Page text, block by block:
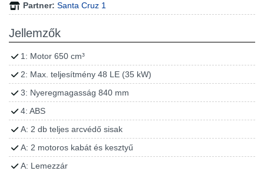
Partner: Santa Cruz 1
Jellemzők
1: Motor 650 cm³
2: Max. teljesítmény 48 LE (35 kW)
3: Nyeregmagasság 840 mm
4: ABS
A: 2 db teljes arcvédő sisak
A: 2 motoros kabát és kesztyű
A: Lemezzár